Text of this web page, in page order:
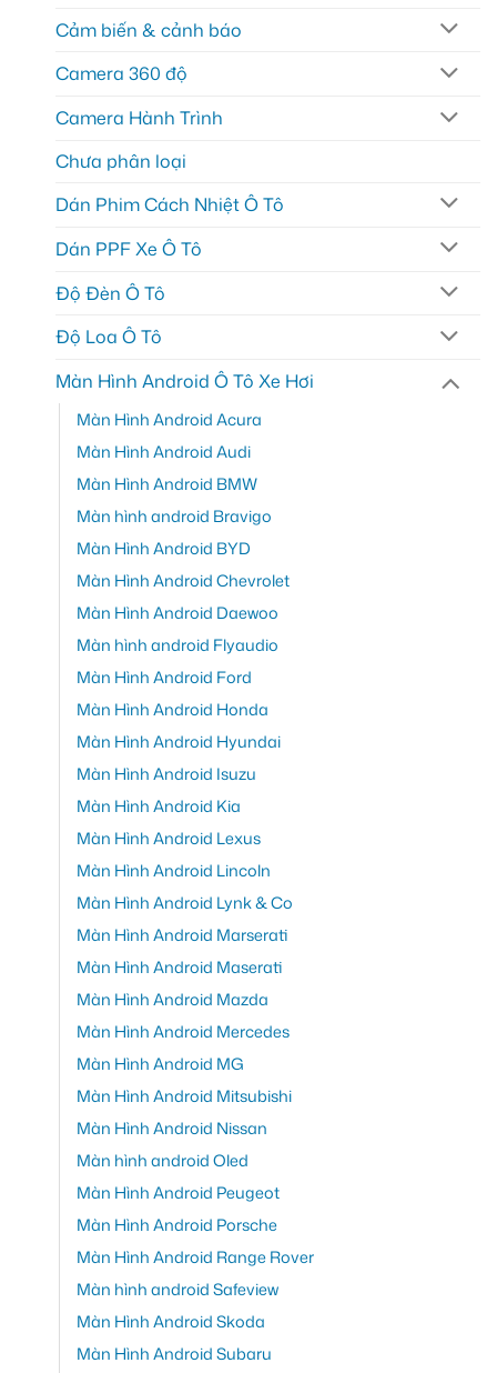
Cảm biến & cảnh báo
Camera 360 độ
Camera Hành Trình
Chưa phân loại
Dán Phim Cách Nhiệt Ô Tô
Dán PPF Xe Ô Tô
Độ Đèn Ô Tô
Độ Loa Ô Tô
Màn Hình Android Ô Tô Xe Hơi
Màn Hình Android Acura
Màn Hình Android Audi
Màn Hình Android BMW
Màn hình android Bravigo
Màn Hình Android BYD
Màn Hình Android Chevrolet
Màn Hình Android Daewoo
Màn hình android Flyaudio
Màn Hình Android Ford
Màn Hình Android Honda
Màn Hình Android Hyundai
Màn Hình Android Isuzu
Màn Hình Android Kia
Màn Hình Android Lexus
Màn Hình Android Lincoln
Màn Hình Android Lynk & Co
Màn Hình Android Marserati
Màn Hình Android Maserati
Màn Hình Android Mazda
Màn Hình Android Mercedes
Màn Hình Android MG
Màn Hình Android Mitsubishi
Màn Hình Android Nissan
Màn hình android Oled
Màn Hình Android Peugeot
Màn Hình Android Porsche
Màn Hình Android Range Rover
Màn hình android Safeview
Màn Hình Android Skoda
Màn Hình Android Subaru